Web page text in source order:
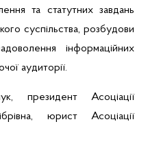
та статутних завдань
суспільства, розбудови
інформаційних
аудиторії.
президент Асоціації
, юрист Асоціації